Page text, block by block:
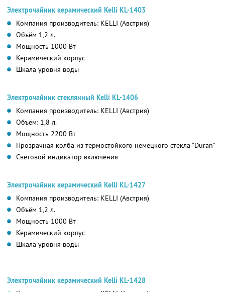
Электрочайник керамический Kelli KL-1403
Компания производитель: KELLI (Австрия)
Объём 1,2 л.
Мощность 1000 Вт
Керамический корпус
Шкала уровня воды
Электрочайник стеклянный Kelli KL-1406
Компания производитель: KELLI (Австрия)
Объём: 1,8 л.
Мощность 2200 Вт
Прозрачная колба из термостойкого немецкого стекла "Duran"
Световой индикатор включения
Электрочайник керамический Kelli KL-1427
Компания производитель: KELLI (Австрия)
Объём 1,2 л.
Мощность 1000 Вт
Керамический корпус
Шкала уровня воды
Электрочайник керамический Kelli KL-1428